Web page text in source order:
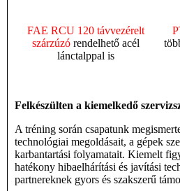
FAE RCU 120 távvezérelt
szárzúzórendelhető acél
lánctalppal is
Felkészülten a kiemelkedő
A tréning során csapatunk
technológiai megoldásait, a gépek
karbantartási folyamatait. Kiemelt
hatékony hibaelhárítási és javítási
partnereknek gyors és szakszerű